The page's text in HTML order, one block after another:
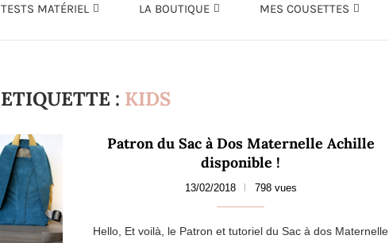
TESTS MATÉRIEL LA BOUTIQUE MES COUSETTES
ETIQUETTE : KIDS
Patron du Sac à Dos Maternelle Achille
disponible !
13/02/2018 798 vues
Hello, Et voilà, le Patron et tutoriel du Sac à dos Maternelle